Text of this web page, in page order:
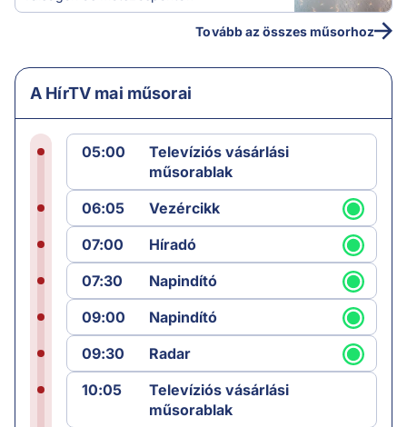
Tovább az összes műsorhoz
A HírTV mai műsorai
05:00
Televíziós vásárlási
műsorablak
06:05
Vezércikk
07:00
Híradó
07:30
Napindító
09:00
Napindító
09:30
Radar
10:05
Televíziós vásárlási
műsorablak